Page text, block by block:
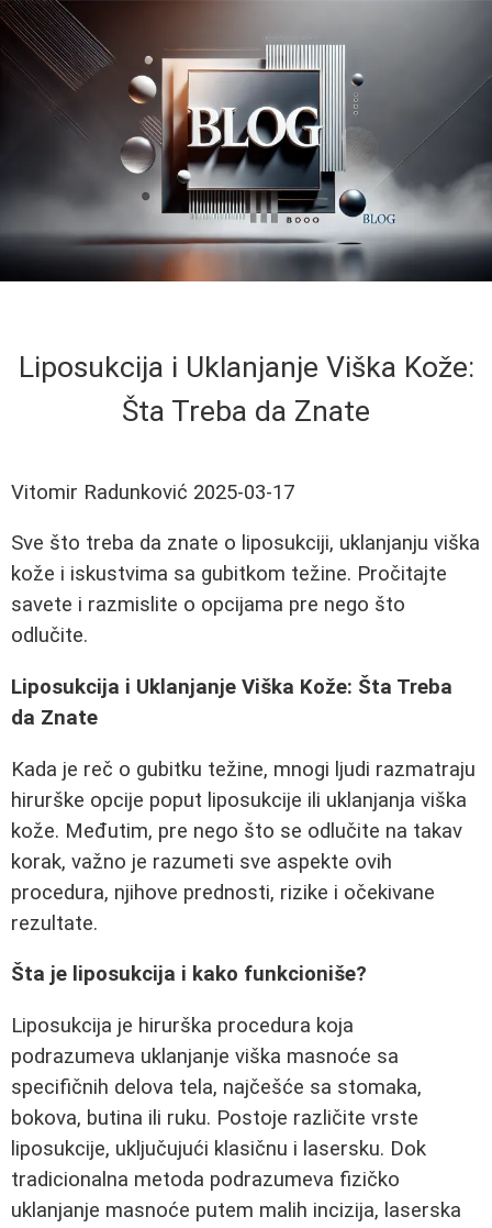
Liposukcija i Uklanjanje Viška Kože:
Šta Treba da Znate
Vitomir Radunković 2025-03-17
Sve što treba da znate o liposukciji, uklanjanju viška
kože i iskustvima sa gubitkom težine. Pročitajte
savete i razmislite o opcijama pre nego što
odlučite.
Liposukcija i Uklanjanje Viška Kože: Šta Treba
da Znate
Kada je reč o gubitku težine, mnogi ljudi razmatraju
hirurške opcije poput liposukcije ili uklanjanja viška
kože. Međutim, pre nego što se odlučite na takav
korak, važno je razumeti sve aspekte ovih
procedura, njihove prednosti, rizike i očekivane
rezultate.
Šta je liposukcija i kako funkcioniše?
Liposukcija je hirurška procedura koja
podrazumeva uklanjanje viška masnoće sa
specifičnih delova tela, najčešće sa stomaka,
bokova, butina ili ruku. Postoje različite vrste
liposukcije, uključujući klasičnu i lasersku. Dok
tradicionalna metoda podrazumeva fizičko
uklanjanje masnoće putem malih incizija, laserska